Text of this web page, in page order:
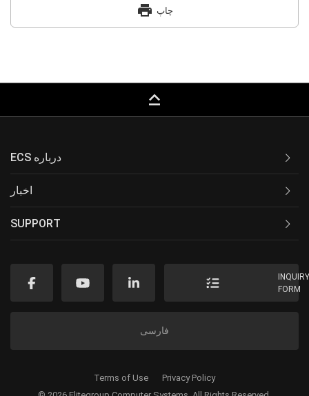
print چاپ
keyboard_capslock
ECS درباره
اخبار
SUPPORT
FORM
فارسی
Terms of Use Privacy Policy